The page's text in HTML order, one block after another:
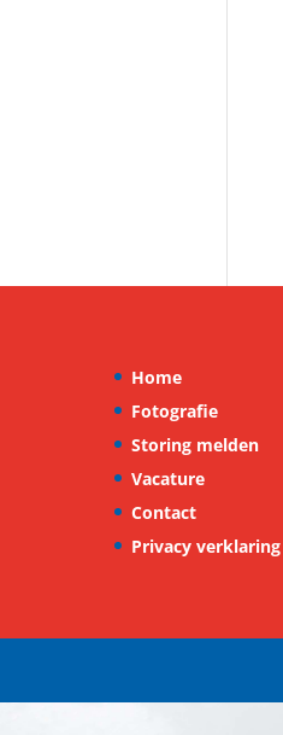
Home
Fotografie
Storing melden
Vacature
Contact
Privacy verklaring